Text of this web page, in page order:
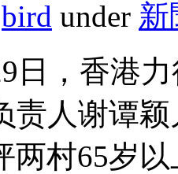
bird under 新
日，香港
责人谢谭
两村65岁